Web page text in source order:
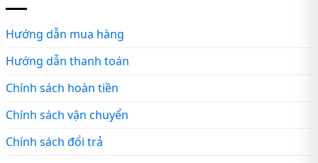
Hướng dẫn mua hàng
Hướng dẫn thanh toán
Chính sách hoàn tiền
Chính sách vận chuyển
Chính sách đổi trả